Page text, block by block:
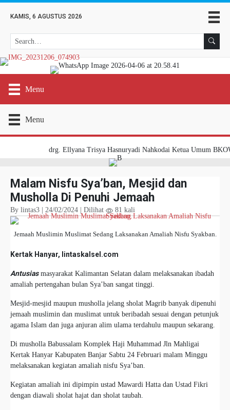
KAMIS, 6 AGUSTUS 2026
Menu
Menu
drg. Ellyana Trisya Hasnuryadi Nahkodai Ketua Umum
Malam Nisfu Sya’ban, Mesjid dan
Musholla Di Penuhi Jemaah
By lintas3 | 24/02/2024 | Dilihat 81 kali
Jemaah Muslimin Muslimat Sedang Laksanakan Amaliah Nisfu Syakban.
Kertak Hanyar, lintaskalsel.com
Antusiasmasyarakat Kalimantan Selatan dalam melaksanakan ibadah
amaliah pertengahan bulan Sya’ban sangat tinggi.
Mesjid-mesjid maupun musholla jelang sholat Magrib banyak dipenuhi
jemaah muslimin dan muslimat untuk beribadah sesuai dengan petunjuk
agama Islam dan juga anjuran alim ulama terdahulu maupun sekarang.
Di musholla Babussalam Komplek Haji Muhammad Jln Mahligai
Kertak Hanyar Kabupaten Banjar Sabtu 24 Februari malam Minggu
melaksanakan kegiatan amaliah nisfu Sya’ban.
Kegiatan amaliah ini dipimpin ustad Mawardi Hatta dan Ustad Fikri
dengan diawali sholat hajat dan sholat taubah.